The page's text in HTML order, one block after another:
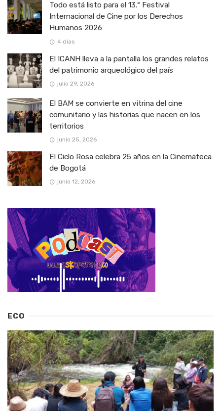
Todo está listo para el 13.º Festival
Internacional de Cine por los Derechos
Humanos 2026
4 días
El ICANH lleva a la pantalla los grandes relatos
del patrimonio arqueológico del país
julio 29, 2026
El BAM se convierte en vitrina del cine
comunitario y las historias que nacen en los
territorios
junio 25, 2026
El Ciclo Rosa celebra 25 años en la Cinemateca
de Bogotá
junio 12, 2026
ECO